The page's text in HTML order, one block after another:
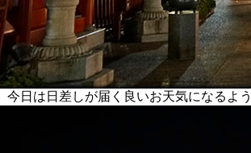
今日は日差しが届く良いお天気になるよ